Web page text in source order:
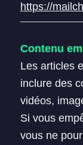
https://
Contenu
Les articles
inclure des
vidéos,
Si vous
vous ne